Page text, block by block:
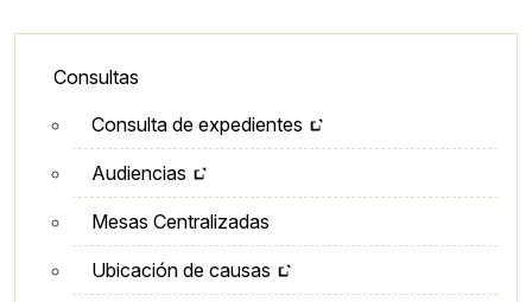
Lateral - Menú secundario
Consultas
Consulta de expedientes
Audiencias
Mesas Centralizadas
Ubicación de causas